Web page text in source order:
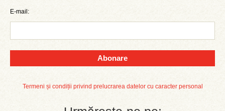
E-mail:
Abonare
Termeni și condiții privind prelucrarea datelor cu caracter personal